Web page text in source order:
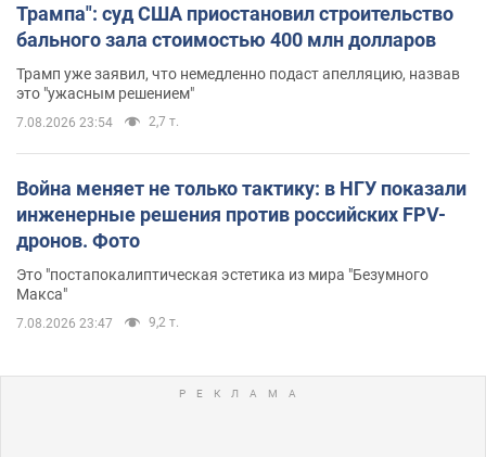
Трампа": суд США приостановил строительство
бального зала стоимостью 400 млн долларов
Трамп уже заявил, что немедленно подаст апелляцию, назвав
это "ужасным решением"
7.08.2026 23:54 2,7 т.
Война меняет не только тактику: в НГУ показали
инженерные решения против российских FPV-
дронов. Фото
Это "постапокалиптическая эстетика из мира "Безумного
Макса"
7.08.2026 23:47 9,2 т.